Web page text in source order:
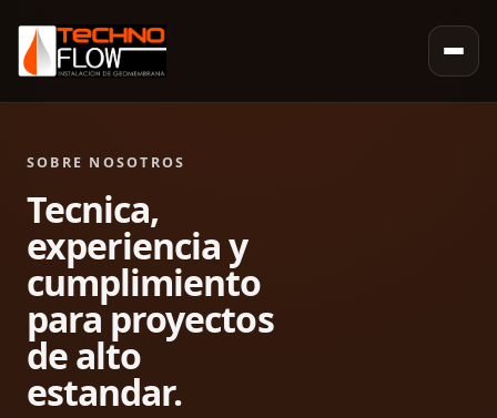
SOBRE NOSOTROS
Tecnica,
experiencia y
cumplimiento
para proyectos
de alto
estandar.